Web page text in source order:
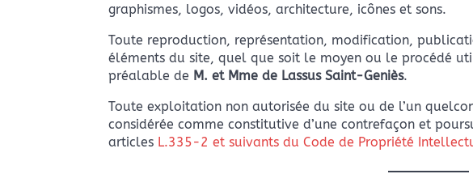
graphismes, logos, vidéos, architecture, icônes et sons.
Toute reproduction, représentation, modification,
éléments du site, quel que soit le moyen ou le procédé
préalable de M. et Mmede Lassus Saint-Geniès.
Toute exploitation non autorisée du site ou de l’un
considérée comme constitutive d’une contrefaçon et
articles L.335-2 et suivants du Code de Propriété